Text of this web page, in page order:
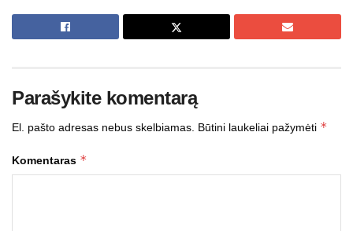
Parašykite komentarą
El. pašto adresas nebus skelbiamas. Būtini laukeliai pažymėti *
Komentaras *